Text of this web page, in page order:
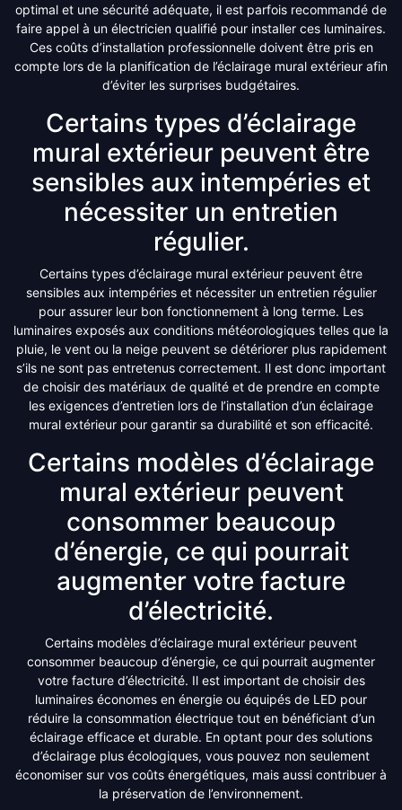
optimal et une sécurité adéquate, il est parfois recommandé de
faire appel à un électricien qualifié pour installer ces luminaires.
Ces coûts d’installation professionnelle doivent être pris en
compte lors de la planification de l’éclairage mural extérieur afin
d’éviter les surprises budgétaires.
Certains types d’éclairage
mural extérieur peuvent être
sensibles aux intempéries et
nécessiter un entretien
régulier.
Certains types d’éclairage mural extérieur peuvent être
sensibles aux intempéries et nécessiter un entretien régulier
pour assurer leur bon fonctionnement à long terme. Les
luminaires exposés aux conditions météorologiques telles que la
pluie, le vent ou la neige peuvent se détériorer plus rapidement
s’ils ne sont pas entretenus correctement. Il est donc important
de choisir des matériaux de qualité et de prendre en compte
les exigences d’entretien lors de l’installation d’un éclairage
mural extérieur pour garantir sa durabilité et son efficacité.
Certains modèles d’éclairage
mural extérieur peuvent
consommer beaucoup
d’énergie, ce qui pourrait
augmenter votre facture
d’électricité.
Certains modèles d’éclairage mural extérieur peuvent
consommer beaucoup d’énergie, ce qui pourrait augmenter
votre facture d’électricité. Il est important de choisir des
luminaires économes en énergie ou équipés de LED pour
réduire la consommation électrique tout en bénéficiant d’un
éclairage efficace et durable. En optant pour des solutions
d’éclairage plus écologiques, vous pouvez non seulement
économiser sur vos coûts énergétiques, mais aussi contribuer à
la préservation de l’environnement.